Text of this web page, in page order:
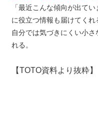
「最近こんな傾向が出て
に役立つ情報も届けてくれ
自分では気づきにくい小
れる。
【TOTO資料より抜粋】